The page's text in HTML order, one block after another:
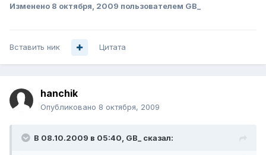
Изменено 8 октября, 2009 пользователем GB_
Вставить ник Цитата
hanchik
Опубликовано 8 октября, 2009
В 08.10.2009 в 05:40, GB_ сказал: